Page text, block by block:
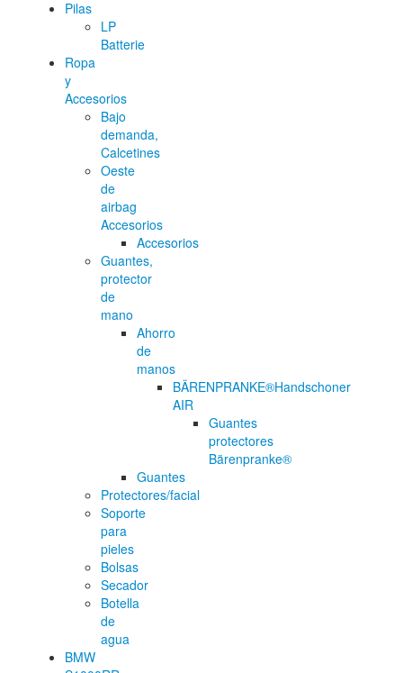
Pilas
LP
Batterie
Ropa
y
Accesorios
Bajo
demanda,
Calcetines
Oeste
de
airbag
Accesorios
Accesorios
Guantes,
protector
de
mano
Ahorro
de
manos
BÄRENPRANKE®Handschoner
AIR
Guantes
protectores
Bärenpranke®
Guantes
Protectores/facial
Soporte
para
pieles
Bolsas
Secador
Botella
de
agua
BMW